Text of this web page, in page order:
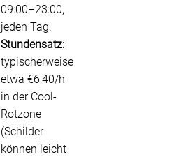
09:00–23:00,
jeden Tag.
Stundensatz:
typischerweise
etwa €6,40/h
in der Cool-
Rotzone
(Schilder
können leicht